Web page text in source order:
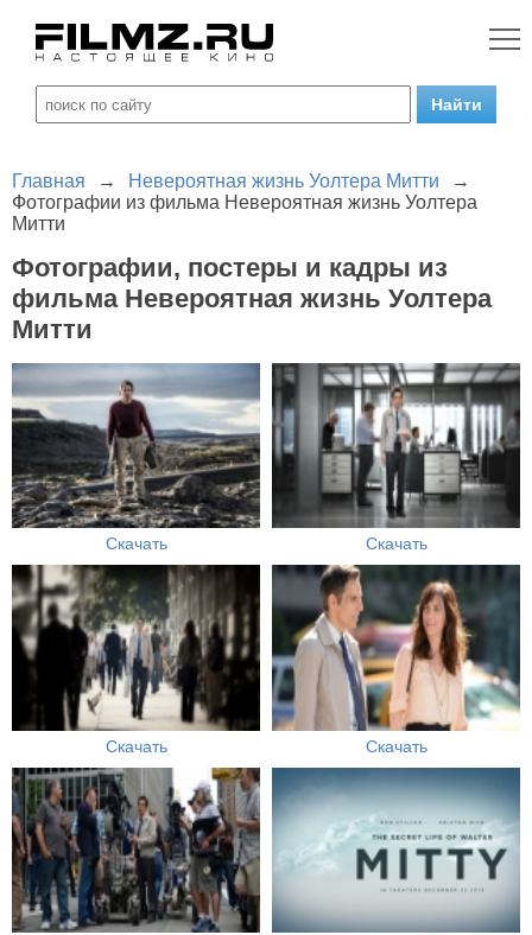
Главная → Невероятная жизнь Уолтера Митти
→
Фотографии из фильма Невероятная жизнь Уолтера
Митти
Фотографии, постеры и кадры из
фильма Невероятная жизнь Уолтера
Митти
Скачать Скачать
Скачать Скачать